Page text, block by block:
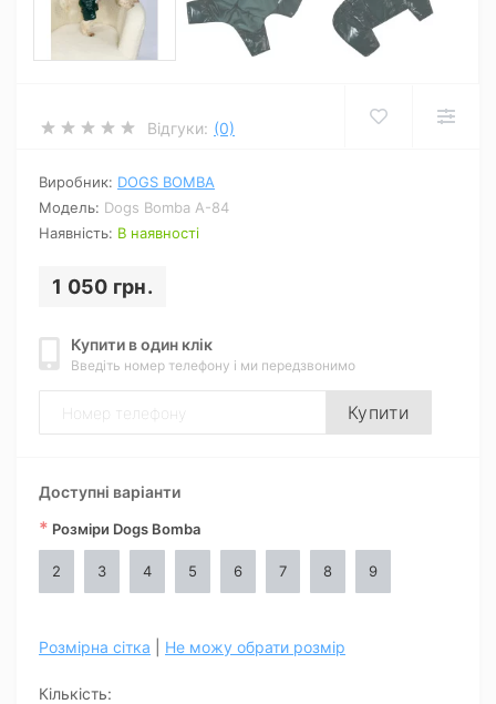
Відгуки: (0)
Виробник: DOGS BOMBA
Модель: Dogs Bomba A-84
Наявність: В наявності
1 050 грн.
Купити в один клік
Введіть номер телефону і ми передзвонимо
Купити
Доступні варіанти
* Розміри Dogs Bomba
2 3 4 5 6 7 8 9
Розмірна сітка Не можу обрати розмір
Кількість: